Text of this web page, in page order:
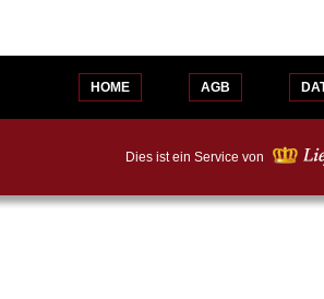
HOME AGB
Dies ist ein Service von